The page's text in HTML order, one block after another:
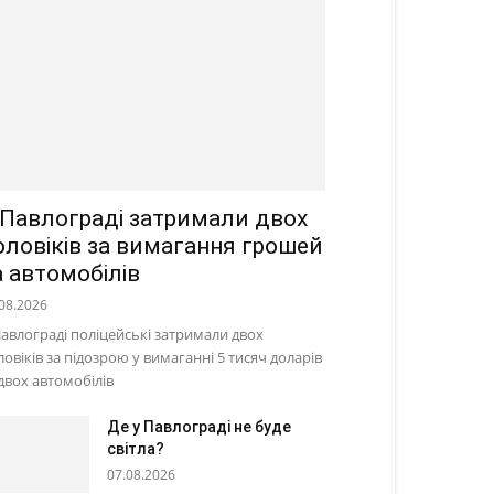
затримали двох
за вимагання грошей
автомобілів
поліцейські затримали двох
за підозрою у вимаганні 5 тисяч доларів
автомобілів
Де у Павлограді не буде
світла?
07.08.2026